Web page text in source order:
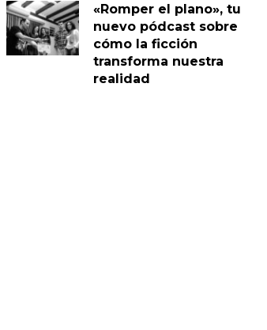
«Romper el plano», tu
nuevo pódcast sobre
cómo la ficción
transforma nuestra
realidad